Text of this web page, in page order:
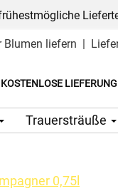
Blumen liefern |
KOSTENLOSE
Wählen Sie Ihr Lieferdatum
Trauersträuße
0,75l